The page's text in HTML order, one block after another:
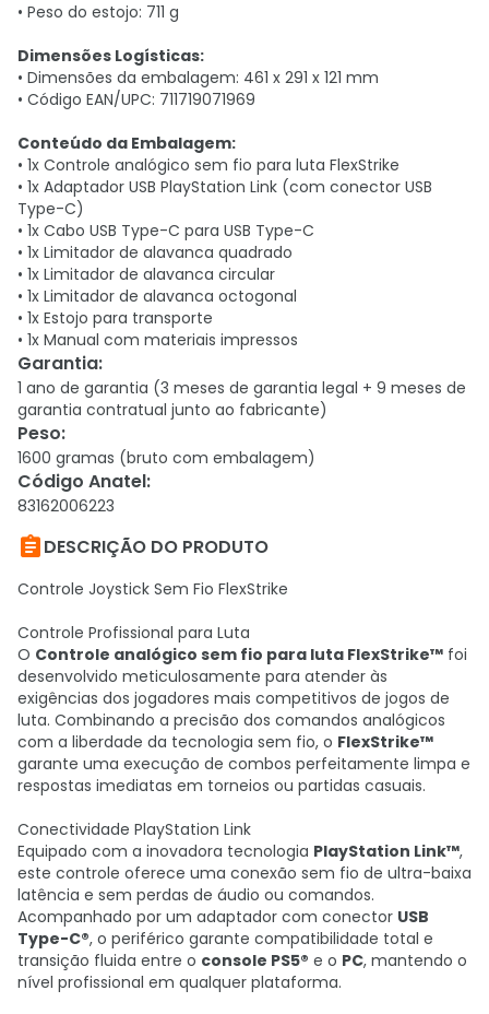
• Peso do estojo: 711 g
Dimensões Logísticas:
• Dimensões da embalagem: 461 x 291 x 121 mm
• Código EAN/UPC: 711719071969
Conteúdo da Embalagem:
• 1x Controle analógico sem fio para luta FlexStrike
• 1x Adaptador USB PlayStation Link (com conector USB
Type-C)
• 1x Cabo USB Type-C para USB Type-C
• 1x Limitador de alavanca quadrado
• 1x Limitador de alavanca circular
• 1x Limitador de alavanca octogonal
• 1x Estojo para transporte
• 1x Manual com materiais impressos
Garantia:
1 ano de garantia (3 meses de garantia legal + 9 meses de
garantia contratual junto ao fabricante)
Peso:
1600 gramas (bruto com embalagem)
Código Anatel:
83162006223
DESCRIÇÃO DO PRODUTO
Controle Joystick Sem Fio FlexStrike
Controle Profissional para Luta
O Controle analógico sem fio para luta FlexStrike™ foi
desenvolvido meticulosamente para atender às
exigências dos jogadores mais competitivos de jogos de
luta. Combinando a precisão dos comandos analógicos
com a liberdade da tecnologia sem fio, o FlexStrike™
garante uma execução de combos perfeitamente limpa e
respostas imediatas em torneios ou partidas casuais.
Conectividade PlayStation Link
Equipado com a inovadora tecnologia PlayStation Link™,
este controle oferece uma conexão sem fio de ultra-baixa
latência e sem perdas de áudio ou comandos.
Acompanhado por um adaptador com conector USB
Type-C®, o periférico garante compatibilidade total e
transição fluida entre o console PS5® e o PC, mantendo o
nível profissional em qualquer plataforma.